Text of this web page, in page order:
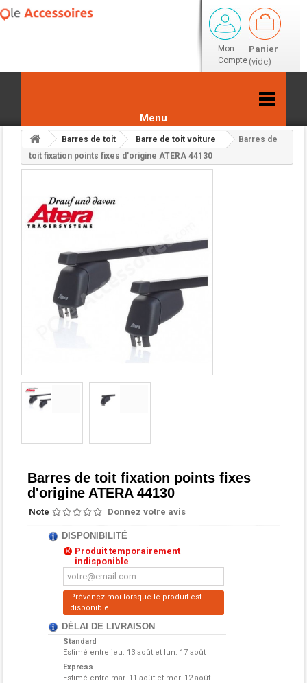
Mon
Compte
Panier
(vide)
Menu
Barres de toit Barre de toit voiture
Barres de
toit fixation points fixes d'origine ATERA 44130Retour aux résultats
Barres de toit fixation points fixes
d'origine ATERA 44130
Note Donnez votre avis
DISPONIBILITÉ
Produit temporairement
indisponible
Prévenez-moi lorsque le produit est
disponible
DÉLAI DE LIVRAISON
Standard
Estimé entre jeu. 13 août et lun. 17 août
Express
Estimé entre mar. 11 août et mer. 12 août